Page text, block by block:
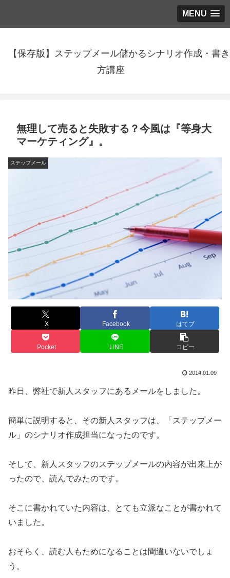
MENU
【保存版】ステップメール儲かるシナリオ作成・書き
方講座
無理して売ると失敗する？今風は『等身大
マーケティング』。
ステップメール
X Facebook はてブ
Pocket LINE コピー
2014.01.09
昨日、弊社で新人スタッフにあるメールをしました。
簡単に説明すると、その新人スタッフは、「ステップメー
ル」のシナリオ作成担当になったのです。
そして、新人スタッフのステップメールの内容が出来上が
ったので、読んでみたのです。
そこに書かれていた内容は、とても立派なことが書かれて
いました。
おそらく、読む人もためになることは間違いないでしょ
う。